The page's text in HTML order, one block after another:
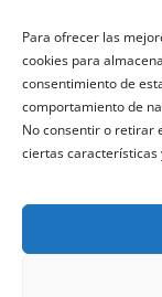
Copyright ©
ColorMag
Para ofrecer las
cookies para
consentimiento de
comportamiento de
No consentir o retirar
ciertas características